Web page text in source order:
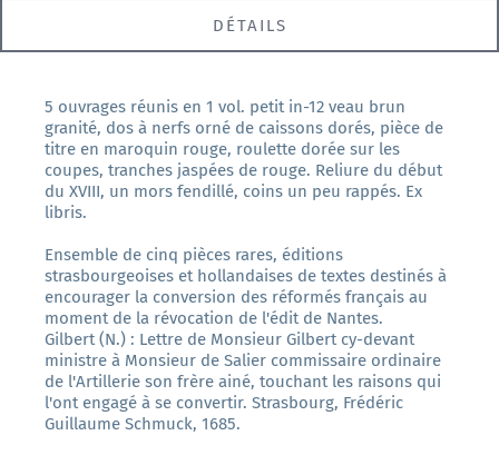
DÉTAILS
5 ouvrages réunis en 1 vol. petit in-12 veau brun
granité, dos à nerfs orné de caissons dorés, pièce de
titre en maroquin rouge, roulette dorée sur les
coupes, tranches jaspées de rouge. Reliure du début
du XVIII, un mors fendillé, coins un peu rappés. Ex
libris.
Ensemble de cinq pièces rares, éditions
strasbourgeoises et hollandaises de textes destinés à
encourager la conversion des réformés français au
moment de la révocation de l'édit de Nantes.
Gilbert (N.) : Lettre de Monsieur Gilbert cy-devant
ministre à Monsieur de Salier commissaire ordinaire
de l'Artillerie son frère ainé, touchant les raisons qui
l'ont engagé à se convertir. Strasbourg, Frédéric
Guillaume Schmuck, 1685.